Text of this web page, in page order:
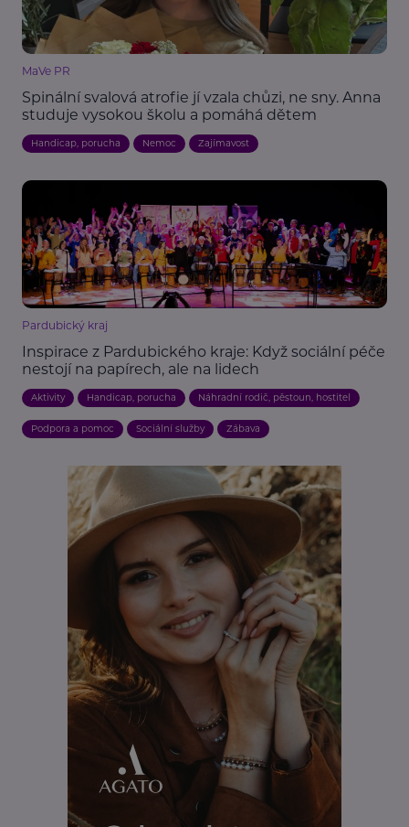
MaVe PR
Spinální svalová atrofie jí vzala chůzi, ne sny. Anna
studuje vysokou školu a pomáhá dětem
Handicap, porucha Nemoc Zajímavost
Pardubický kraj
Inspirace z Pardubického kraje: Když sociální péče
nestojí na papírech, ale na lidech
Aktivity Handicap, porucha Náhradní rodič, pěstoun, hostitel
Podpora a pomoc Sociální služby Zábava